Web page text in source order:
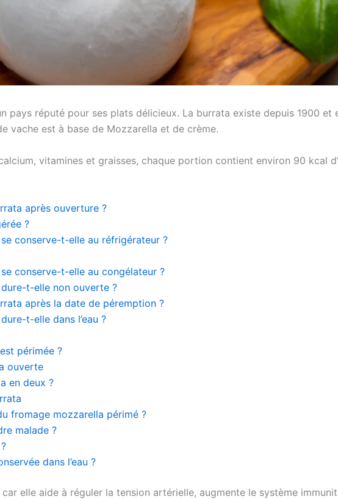
pays réputé pour ses plats délicieux. La burrata existe depuis 1900 et
vache est à base de Mozzarella et de crème.
vitamines et graisses, chaque portion contient environ 90 kcal
après ouverture ?
?
conserve-t-elle au réfrigérateur ?
conserve-t-elle au congélateur ?
t-elle non ouverte ?
après la date de péremption ?
t-elle dans l’eau ?
périmée ?
ouverte
en deux ?
fromage mozzarella périmé ?
malade ?
dans l’eau ?
elle aide à réguler la tension artérielle, augmente le système